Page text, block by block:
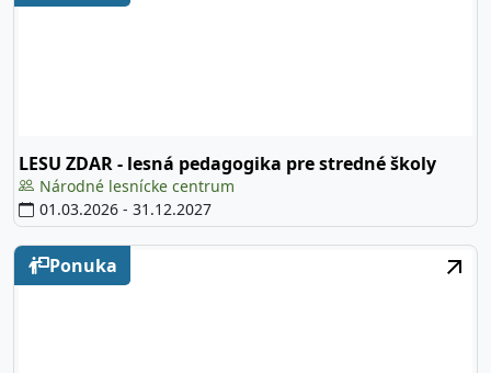
LESU ZDAR - lesná pedagogika pre stredné školy
Národné lesnícke centrum
01.03.2026- 31.12.2027
Ponuka